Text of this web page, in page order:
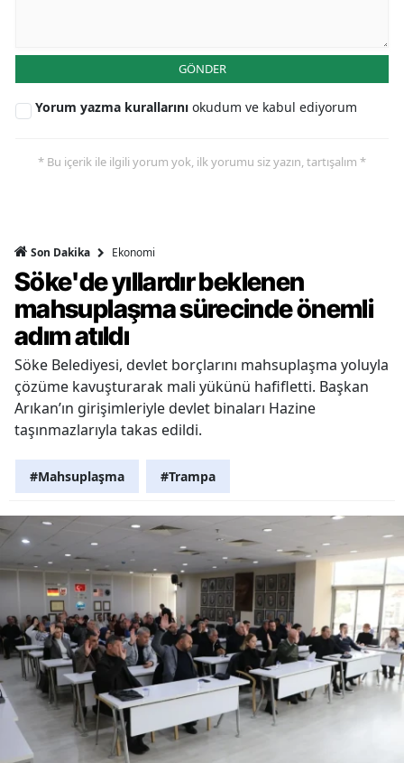
GÖNDER
Yorum yazma kurallarını okudum ve kabul ediyorum
* Bu içerik ile ilgili yorum yok, ilk yorumu siz yazın, tartışalım *
Son Dakika Ekonomi
Söke'de yıllardır beklenen
mahsuplaşma sürecinde önemli
adım atıldı
Söke Belediyesi, devlet borçlarını mahsuplaşma yoluyla
çözüme kavuşturarak mali yükünü hafifletti. Başkan
Arıkan’ın girişimleriyle devlet binaları Hazine
taşınmazlarıyla takas edildi.
#Mahsuplaşma #Trampa